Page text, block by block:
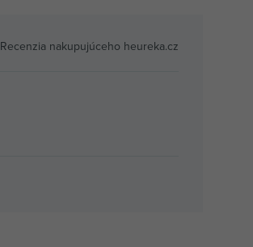
Recenzia nakupujúceho heureka.cz